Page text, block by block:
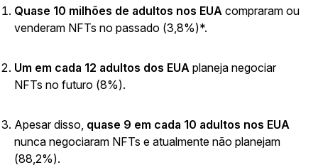
Quase 10 milhões de adultos nos EUA compraram ou
venderam NFTs no passado (3,8%)*.
Um em cada 12 adultos dos EUA planeja negociar
NFTs no futuro (8%).
Apesar disso, quase 9 em cada 10 adultos nos EUA
nunca negociaram NFTs e atualmente não planejam
(88,2%).